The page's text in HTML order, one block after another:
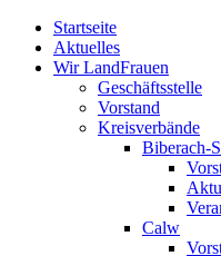
Zum
Inhalt
springen
Startseite
Aktuelles
Wir LandFrauen
Geschäftsstelle
Vorstand
Kreisverbände
Biberach-
Calw